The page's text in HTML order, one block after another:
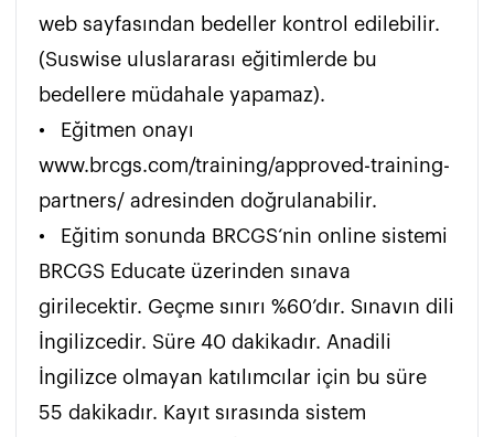
web sayfasından bedeller kontrol edilebilir.
(Suswise uluslararası eğitimlerde bu
bedellere müdahale yapamaz).
•	Eğitmen onayı
www.brcgs.com/training/approved-training-
partners/ adresinden doğrulanabilir.
•	Eğitim sonunda BRCGS‘nin online sistemi
BRCGS Educate üzerinden sınava
girilecektir. Geçme sınırı %60’dır. Sınavın dili
İngilizcedir. Süre 40 dakikadır. Anadili
İngilizce olmayan katılımcılar için bu süre
55 dakikadır. Kayıt sırasında sistem